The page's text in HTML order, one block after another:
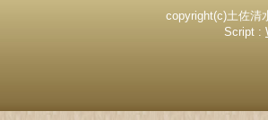
copyright(c)土佐清
Script :